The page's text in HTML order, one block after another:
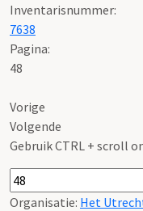
Inventarisnummer:
7638
Pagina:
48
Vorige
Volgende
Gebruik CTRL + scroll
Organisatie: Het